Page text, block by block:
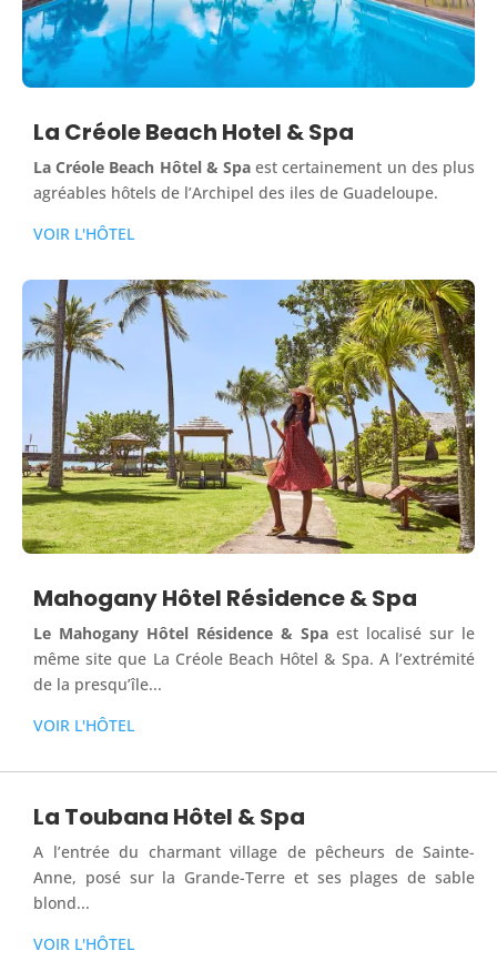
La Créole Beach Hotel & Spa
La Créole Beach Hôtel & Spa est certainement un des plus
agréables hôtels de l’Archipel des iles de Guadeloupe.
VOIR L'HÔTEL
Mahogany Hôtel Résidence & Spa
Le Mahogany Hôtel Résidence & Spa est localisé sur le
même site que La Créole Beach Hôtel & Spa. A l’extrémité
de la presqu’île...
VOIR L'HÔTEL
La Toubana Hôtel & Spa
A l’entrée du charmant village de pêcheurs de Sainte-
Anne, posé sur la Grande-Terre et ses plages de sable
blond...
VOIR L'HÔTEL